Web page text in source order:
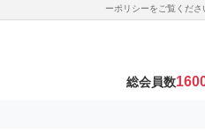
ーポリシーをご覧くださ
総会員数